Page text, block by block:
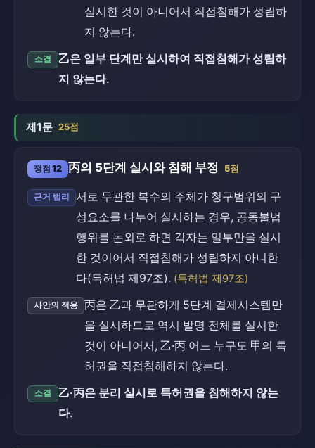
실시한 것이 아니어서 직접침해가 성립하
지 않는다.
소결
乙은 일부 단계만 실시하여 직접침해가 성립하
지 않는다.
제1문 25점
쟁점 12 丙의 5단계 실시와 침해 부정 5점
근거 법리
서로 무관한 복수의 주체가 청구범위의 구
성요소를 나누어 실시하는 경우, 공동불법
행위를 논외로 하면 각자는 일부만을 실시
한 것이어서 직접침해가 성립하지 아니한
다(특허법 제97조). (특허법 제97조)
사안의 적용
丙은 乙과 무관하게 5단계 결제시스템만
을 실시하므로 역시 발명 전체를 실시한
것이 아니어서, 乙·丙 어느 누구도 甲의 특
허권을 직접침해하지 않는다.
소결
乙·丙은 분리 실시로 특허권을 침해하지 않는
다.